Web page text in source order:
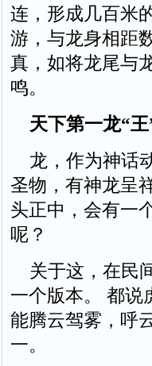
连，形成几百米
游，与龙身相距
真，如将龙尾与
鸣。
天下第一龙“王
龙，作为神话
圣物，有神龙呈
头正中，会有一
呢？
关于这，在民
一个版本。 都说
能腾云驾雾，呼
一。